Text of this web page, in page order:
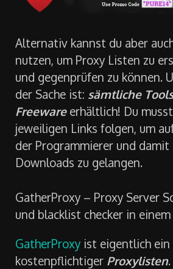
Alternativ kannst du aber
nutzen, um Proxy Listen zu
und gegenprüfen zu können.
der Sache ist: sämtliche
Freewareerhältlich! Du
jeweiligen Links folgen, um
der Programmierer und damit
Downloads zu gelangen.
GatherProxy – Proxy Server
und blacklist checker in einem
GatherProxy ist eigentlich
kostenpflichtiger Proxylisten